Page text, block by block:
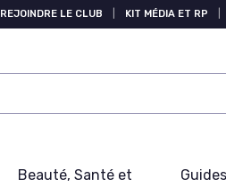
REJOINDRE LE CLUB KIT MÉDIA ET RP
Beauté, Santé et